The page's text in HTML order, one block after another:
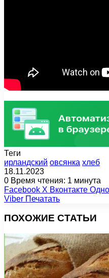
Теги
ирландский овсянка хлеб
18.11.2023
0 Время чтения: 1 минута
Facebook X Вконтакте
Viber Печатать
ПОХОЖИЕ СТАТЬИ